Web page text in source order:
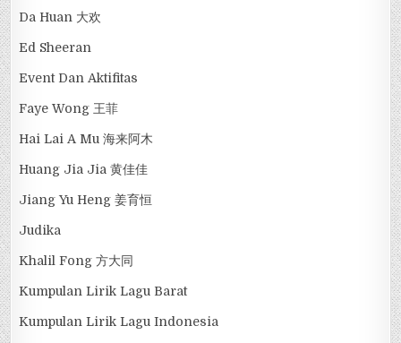
Da Huan 大欢
Ed Sheeran
Event Dan Aktifitas
Faye Wong 王菲
Hai Lai A Mu 海来阿木
Huang Jia Jia 黄佳佳
Jiang Yu Heng 姜育恒
Judika
Khalil Fong 方大同
Kumpulan Lirik Lagu Barat
Kumpulan Lirik Lagu Indonesia